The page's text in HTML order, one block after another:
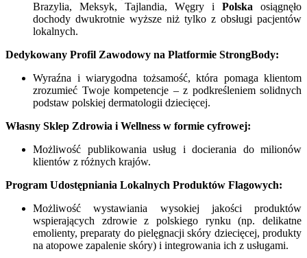
Brazylia, Meksyk, Tajlandia, Węgry i Polska osiągnęło
dochody dwukrotnie wyższe niż tylko z obsługi pacjentów
lokalnych.
Dedykowany Profil Zawodowy na Platformie StrongBody:
Wyraźna i wiarygodna tożsamość, która pomaga klientom
zrozumieć Twoje kompetencje – z podkreśleniem solidnych
podstaw polskiej dermatologii dziecięcej.
Własny Sklep Zdrowia i Wellness w formie cyfrowej:
Możliwość publikowania usług i docierania do milionów
klientów z różnych krajów.
Program Udostępniania Lokalnych Produktów Flagowych:
Możliwość wystawiania wysokiej jakości produktów
wspierających zdrowie z polskiego rynku (np. delikatne
emolienty, preparaty do pielęgnacji skóry dziecięcej, produkty
na atopowe zapalenie skóry) i integrowania ich z usługami.